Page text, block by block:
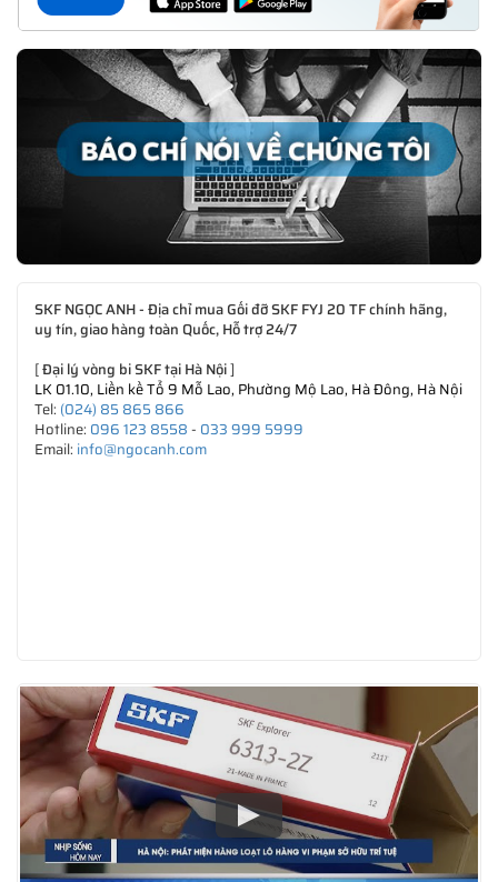
SKF NGỌC ANH - Địa chỉ mua Gối đỡ SKF FYJ 20 TF chính hãng,
uy tín, giao hàng toàn Quốc, Hỗ trợ 24/7
[Đại lý vòng bi SKF tại Hà Nội]
LK 01.10, Liền kề Tổ 9 Mỗ Lao, Phường Mộ Lao, Hà Đông, Hà Nội
Tel: (024) 85 865 866
Hotline: 096 123 8558- 033 999 5999
Email: info@ngocanh.com